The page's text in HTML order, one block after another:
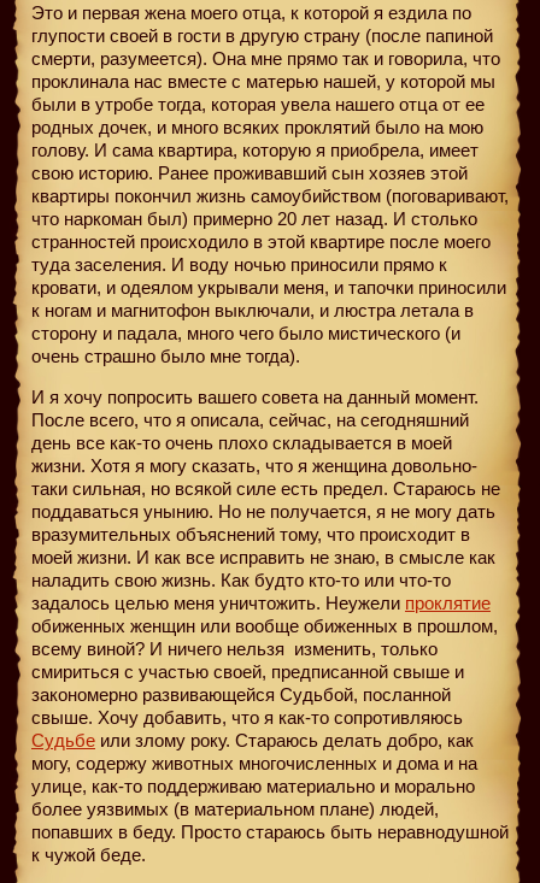
Это и первая жена моего отца, к которой я ездила по
глупости своей в гости в другую страну (после папиной
смерти, разумеется). Она мне прямо так и говорила, что
проклинала нас вместе с матерью нашей, у которой мы
были в утробе тогда, которая увела нашего отца от ее
родных дочек, и много всяких проклятий было на мою
голову. И сама квартира, которую я приобрела, имеет
свою историю. Ранее проживавший сын хозяев этой
квартиры покончил жизнь самоубийством (поговаривают,
что наркоман был) примерно 20 лет назад. И столько
странностей происходило в этой квартире после моего
туда заселения. И воду ночью приносили прямо к
кровати, и одеялом укрывали меня, и тапочки приносили
к ногам и магнитофон выключали, и люстра летала в
сторону и падала, много чего было мистического (и
очень страшно было мне тогда).
И я хочу попросить вашего совета на данный момент.
После всего, что я описала, сейчас, на сегодняшний
день все как-то очень плохо складывается в моей
жизни. Хотя я могу сказать, что я женщина довольно-
таки сильная, но всякой силе есть предел. Стараюсь не
поддаваться унынию. Но не получается, я не могу дать
вразумительных объяснений тому, что происходит в
моей жизни. И как все исправить не знаю, в смысле как
наладить свою жизнь. Как будто кто-то или что-то
задалось целью меня уничтожить. Неужели проклятие
обиженных женщин или вообще обиженных в прошлом,
всему виной? И ничего нельзя изменить, только
смириться с участью своей, предписанной свыше и
закономерно развивающейся Судьбой, посланной
свыше. Хочу добавить, что я как-то сопротивляюсь
Судьбе или злому року. Стараюсь делать добро, как
могу, содержу животных многочисленных и дома и на
улице, как-то поддерживаю материально и морально
более уязвимых (в материальном плане) людей,
попавших в беду. Просто стараюсь быть неравнодушной
к чужой беде.